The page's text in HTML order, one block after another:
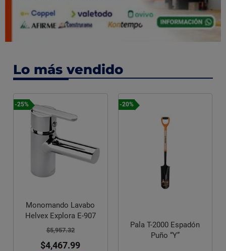
Lo más vendido
-25%
Monomando Lavabo
Helvex Explora E-907
$5,957.32
$4,467.99
-20%
Pala T-2000 Espadón
Puño “Y”